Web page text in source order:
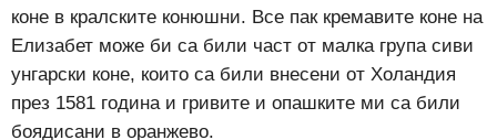
коне в кралските конюшни. Все пак кремавите коне на
Елизабет може би са били част от малка група сиви
унгарски коне, които са били внесени от Холандия
през 1581 година и гривите и опашките ми са били
боядисани в оранжево.